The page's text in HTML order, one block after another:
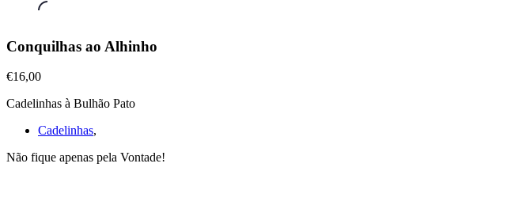
&
ao
€16,00
Conquilhas ao Alhinho
€16,00
Cadelinhas à Bulhão Pato
Cadelinhas,
Não fique apenas pela Vontade!